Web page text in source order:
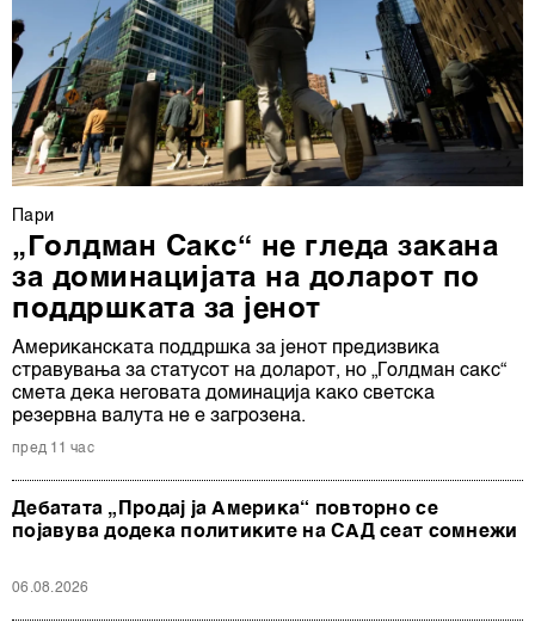
Пари
„Голдман Сакс“ не гледа закана
за доминацијата на доларот по
поддршката за јенот
Американската поддршка за јенот предизвика
стравувања за статусот на доларот, но „Голдман сакс“
смета дека неговата доминација како светска
резервна валута не е загрозена.
пред 11 час
Дебатата „Продај ја Америка“ повторно се
појавува додека политиките на САД сеат сомнежи
06.08.2026